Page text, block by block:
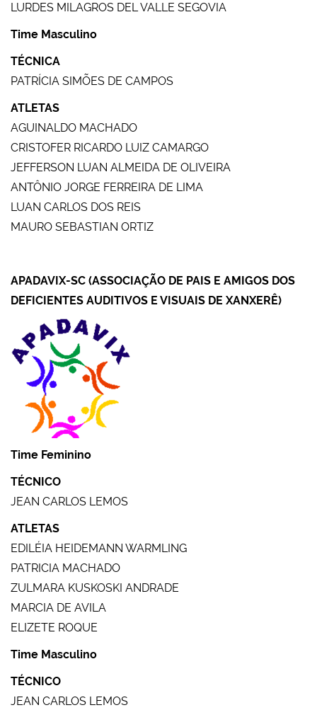
LURDES MILAGROS DEL VALLE SEGOVIA
Time Masculino
TÉCNICA
PATRÍCIA SIMÕES DE CAMPOS
ATLETAS
AGUINALDO MACHADO
CRISTOFER RICARDO LUIZ CAMARGO
JEFFERSON LUAN ALMEIDA DE OLIVEIRA
ANTÔNIO JORGE FERREIRA DE LIMA
LUAN CARLOS DOS REIS
MAURO SEBASTIAN ORTIZ
APADAVIX-SC (ASSOCIAÇÃO DE PAIS E AMIGOS DOS
DEFICIENTES AUDITIVOS E VISUAIS DE XANXERÊ)
Time Feminino
TÉCNICO
JEAN CARLOS LEMOS
ATLETAS
EDILÉIA HEIDEMANN WARMLING
PATRICIA MACHADO
ZULMARA KUSKOSKI ANDRADE
MARCIA DE AVILA
ELIZETE ROQUE
Time Masculino
TÉCNICO
JEAN CARLOS LEMOS